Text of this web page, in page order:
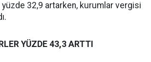
32,9 artarken, kurumlar vergisi
YÜZDE 43,3 ARTTI